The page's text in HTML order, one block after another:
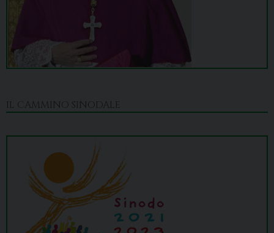
IL CAMMINO SINODALE